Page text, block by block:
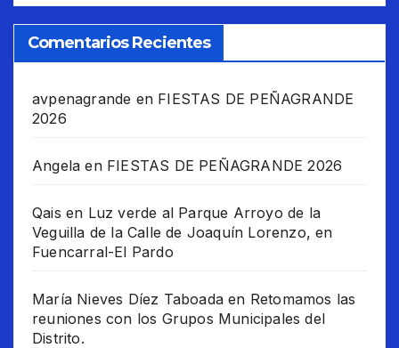
Comentarios Recientes
avpenagrande en FIESTAS DE PEÑAGRANDE
2026
Angela en FIESTAS DE PEÑAGRANDE 2026
Qais en Luz verde al Parque Arroyo de la
Veguilla de la Calle de Joaquín Lorenzo, en
Fuencarral-El Pardo
María Nieves Díez Taboada en Retomamos las
reuniones con los Grupos Municipales del
Distrito.